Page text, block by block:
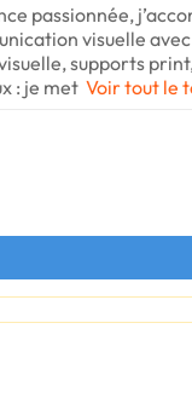
passionnée,
visuelle
supports
: je met Voir tout le